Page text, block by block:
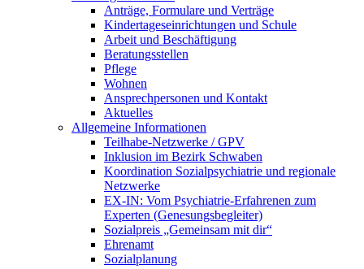
Anträge, Formulare und Verträge
Kindertageseinrichtungen und Schule
Arbeit und Beschäftigung
Beratungsstellen
Pflege
Wohnen
Ansprechpersonen und Kontakt
Aktuelles
Allgemeine Informationen
Teilhabe-Netzwerke / GPV
Inklusion im Bezirk Schwaben
Koordination Sozialpsychiatrie und regionale
Netzwerke
EX-IN: Vom Psychiatrie-Erfahrenen zum
Experten (Genesungsbegleiter)
Sozialpreis „Gemeinsam mit dir“
Ehrenamt
Sozialplanung